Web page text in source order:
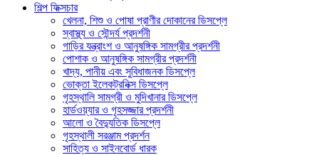
শিল্প ফিক্সচার
খেলনা, শিশু ও পোষা প্রাণীর দোকানের ডিসপ্লে
স্বাস্থ্য ও সৌন্দর্য প্রদর্শনী
গাড়ির যন্ত্রাংশ ও আনুষঙ্গিক সামগ্রীর প্রদর্শনী
পোশাক ও আনুষঙ্গিক সামগ্রীর প্রদর্শনী
খাদ্য, পানীয় এবং সুবিধাজনক ডিসপ্লে
ভোক্তা ইলেকট্রনিক্স ডিসপ্লে
গৃহস্থালি সামগ্রী ও মুদিখানার ডিসপ্লে
হার্ডওয়্যার ও গৃহসজ্জার প্রদর্শনী
আলো ও বৈদ্যুতিক ডিসপ্লে
গৃহস্থালী সরঞ্জাম প্রদর্শন
সাহিত্য ও সাইনবোর্ড ধারক